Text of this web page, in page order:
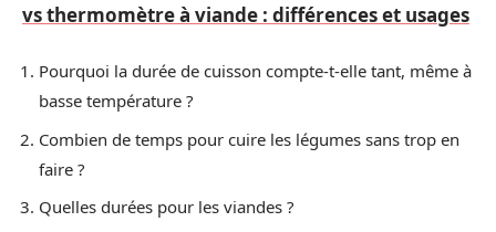
vs thermomètre à viande : différences et usages
Pourquoi la durée de cuisson compte-t-elle tant, même à
basse température ?
Combien de temps pour cuire les légumes sans trop en
faire ?
Quelles durées pour les viandes ?